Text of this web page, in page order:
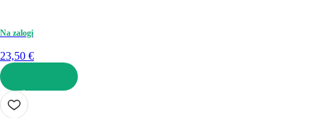
Na zalogi
23,50 €
V KOŠARICO